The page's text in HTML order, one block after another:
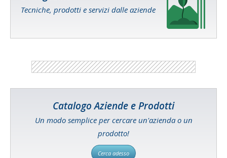
Tecniche, prodotti e servizi dalle aziende
Catalogo Aziende e Prodotti
Un modo semplice per cercare un'azienda o un
prodotto!
Cerca adesso